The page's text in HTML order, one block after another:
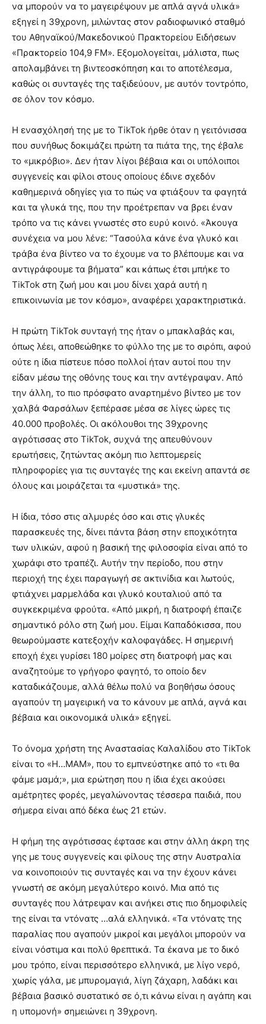
να μπορούν να το μαγειρέψουν με απλά αγνά υλικά»
εξηγεί η 39χρονη, μιλώντας στον ραδιοφωνικό σταθμό
του Αθηναϊκού/Μακεδονικού Πρακτορείου Ειδήσεων
«Πρακτορείο 104,9 FM». Εξομολογείται, μάλιστα, πως
απολαμβάνει τη βιντεοσκόπηση και το αποτέλεσμα,
καθώς οι συνταγές της ταξιδεύουν, με αυτόν τοντρόπο,
σε όλον τον κόσμο.
Η ενασχόλησή της με το TikTok ήρθε όταν η γειτόνισσα
που συνήθως δοκιμάζει πρώτη τα πιάτα της, της έβαλε
το «μικρόβιο». Δεν ήταν λίγοι βέβαια και οι υπόλοιποι
συγγενείς και φίλοι στους οποίους έδινε σχεδόν
καθημερινά οδηγίες για το πώς να φτιάξουν τα φαγητά
και τα γλυκά της, που την προέτρεπαν να βρει έναν
τρόπο να τις κάνει γνωστές στο ευρύ κοινό. «Άκουγα
συνέχεια να μου λένε: “Τασούλα κάνε ένα γλυκό και
τράβα ένα βίντεο να το έχουμε να το βλέπουμε και να
αντιγράφουμε τα βήματα” και κάπως έτσι μπήκε το
TikTok στη ζωή μου και μου δίνει χαρά αυτή η
επικοινωνία με τον κόσμο», αναφέρει χαρακτηριστικά.
Η πρώτη TikTok συνταγή της ήταν ο μπακλαβάς και,
όπως λέει, αποθεώθηκε το φύλλο της με το σιρόπι, αφού
ούτε η ίδια πίστευε πόσο πολλοί ήταν αυτοί που την
είδαν μέσω της οθόνης τους και την αντέγραψαν. Από
την άλλη, το πιο πρόσφατο αναρτημένο βίντεο με τον
χαλβά Φαρσάλων ξεπέρασε μέσα σε λίγες ώρες τις
40.000 προβολές. Οι ακόλουθοι της 39χρονης
αγρότισσας στο TikTok, συχνά της απευθύνουν
ερωτήσεις, ζητώντας ακόμη πιο λεπτομερείς
πληροφορίες για τις συνταγές της και εκείνη απαντά σε
όλους και μοιράζεται τα «μυστικά» της.
Η ίδια, τόσο στις αλμυρές όσο και στις γλυκές
παρασκευές της, δίνει πάντα βάση στην εποχικότητα
των υλικών, αφού η βασική της φιλοσοφία είναι από το
χωράφι στο τραπέζι. Αυτήν την περίοδο, που στην
περιοχή της έχει παραγωγή σε ακτινίδια και λωτούς,
φτιάχνει μαρμελάδα και γλυκό κουταλιού από τα
συγκεκριμένα φρούτα. «Από μικρή, η διατροφή έπαιζε
σημαντικό ρόλο στη ζωή μου. Είμαι Καπαδόκισσα, που
θεωρούμαστε κατεξοχήν καλοφαγάδες. Η σημερινή
εποχή έχει γυρίσει 180 μοίρες στη διατροφή μας και
αναζητούμε το γρήγορο φαγητό, το οποίο δεν
καταδικάζουμε, αλλά θέλω πολύ να βοηθήσω όσους
αγαπούν τη μαγειρική να το κάνουν με απλά, αγνά και
βέβαια και οικονομικά υλικά» εξηγεί.
Το όνομα χρήστη της Αναστασίας Καλαλίδου στο TikTok
είναι το «H…MAM», που το εμπνεύστηκε από το «τι θα
φάμε μαμά;», μια ερώτηση που η ίδια έχει ακούσει
αμέτρητες φορές, μεγαλώνοντας τέσσερα παιδιά, που
σήμερα είναι από δέκα έως 21 ετών.
Η φήμη της αγρότισσας έφτασε και στην άλλη άκρη της
γης με τους συγγενείς και φίλους της στην Αυστραλία
να κοινοποιούν τις συνταγές και να την έχουν κάνει
γνωστή σε ακόμη μεγαλύτερο κοινό. Μια από τις
συνταγές που λάτρεψαν και ανήκει στις πιο δημοφιλείς
της είναι τα ντόνατς …αλά ελληνικά. «Τα ντόνατς της
παραλίας που αγαπούν μικροί και μεγάλοι μπορούν να
είναι νόστιμα και πολύ θρεπτικά. Τα έκανα με το δικό
μου τρόπο, είναι περισσότερο ελληνικά, με λίγο νερό,
χωρίς γάλα, με μπυρομαγιά, λίγη ζάχαρη, λαδάκι και
βέβαια βασικό συστατικό σε ό,τι κάνω είναι η αγάπη και
η υπομονή» σημειώνει η 39χρονη.